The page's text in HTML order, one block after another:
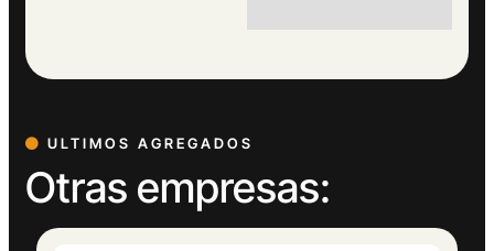
ULTIMOS AGREGADOS
Otras empresas: